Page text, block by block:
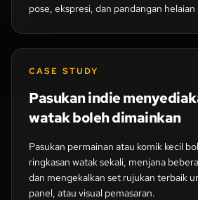
pose, ekspresi, dan pandangan
CASE STUDY
Pasukan indie
watak boleh dimainkan
Pasukan permainan atau komik kecil
ringkasan watak sekali, menjana
dan mengekalkan set rujukan terbaik
panel, atau visual pemasaran.